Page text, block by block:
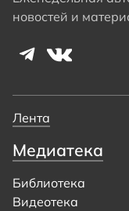
новостей и
Лента
Медиатека
Библиотека
Видеотека